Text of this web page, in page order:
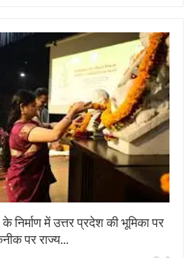
निर्माण में उत्तर प्रदेश की भूमिका पर
पर राज्य…